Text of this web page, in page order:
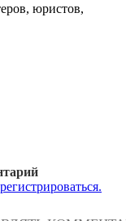
юристов,